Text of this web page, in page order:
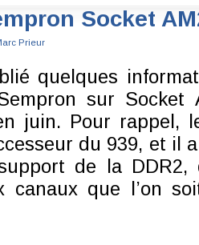
Socket
Prieur
quelques
sur Socket
juin. Pour rappel,
du 939, et il
de la DDR2,
canaux que l’on